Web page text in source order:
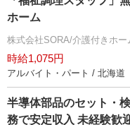
ホーム
株式会社SORA/介護付きホー
時給1,075円
アルバイト・パート / 北海道
半導体部品のセット・
務で安定収入 未経験歓